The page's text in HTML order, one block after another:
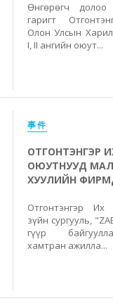
Өнгөрөгч долоо
гаригт
Олон Улсын
I, II ангийн оюут...
事件
ОТГОНТЭНГЭР
ОЮУТНУУД
ХУУЛИЙН
Отгонтэнгэр Их
зүйн сургууль,
гүүр
хамтран ажилла...